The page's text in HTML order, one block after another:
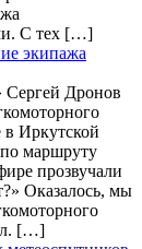
С тех […]
экипажа
Сергей Дронов
в Иркутской
маршруту
прозвучали
Оказалось, мы
[…]